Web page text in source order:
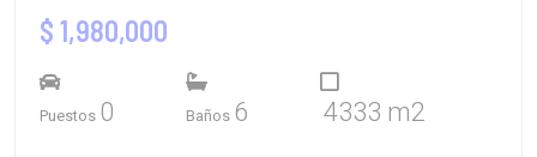
$ 1,980,000
Puestos 0 Baños 6 4333 m2